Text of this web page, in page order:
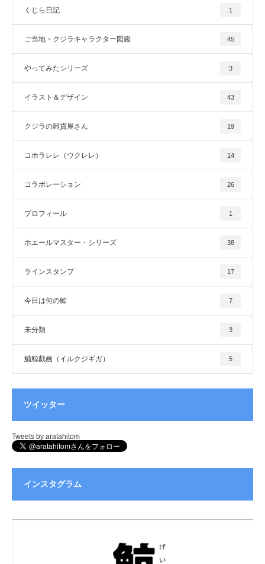
くじら日記 1
ご当地・クジラキャラクター図鑑 45
やってみたシリーズ 3
イラスト＆デザイン 43
クジラの雑貨屋さん 19
コホラレレ（ウクレレ） 14
コラボレーション 26
プロフィール 1
ホエールマスター・シリーズ 38
ラインスタンプ 17
今日は何の鯨 7
未分類 3
鯆鯨戯画（イルクジギガ） 5
ツイッター
Tweets by aratahitom
インスタグラム